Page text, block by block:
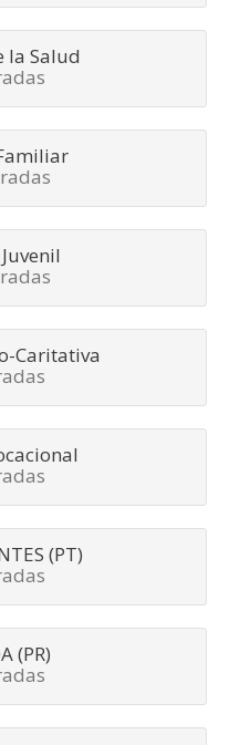
la Salud
Caritativa
(PT)
(PR)